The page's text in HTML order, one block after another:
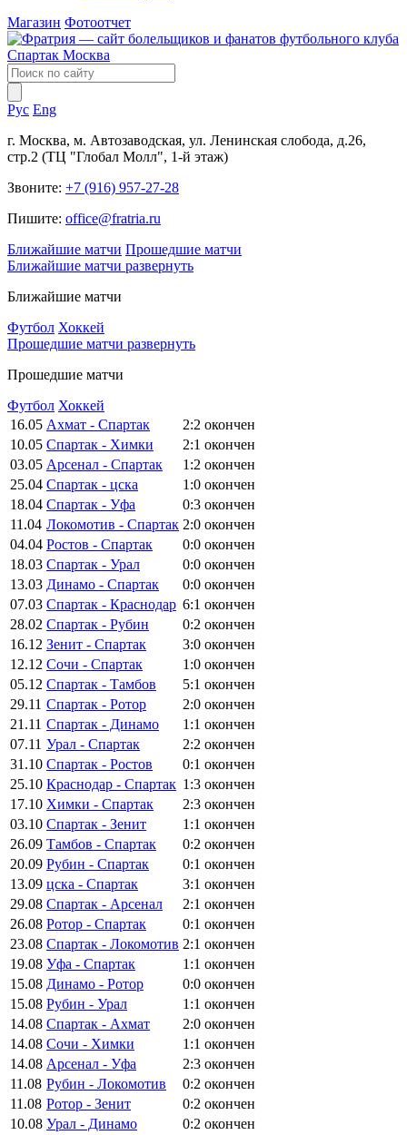
Магазин Фотоотчет
Рус Eng
г. Москва, м. Автозаводская, ул. Ленинская слобода, д.26,
стр.2 (ТЦ "Глобал Молл", 1-й этаж)
Звоните: +7 (916) 957-27-28
Пишите: office@fratria.ru
Ближайшие матчи Прошедшие матчи
Ближайшие матчи развернуть
Ближайшие матчи
Футбол Хоккей
Прошедшие матчи развернуть
Прошедшие матчи
Футбол Хоккей
16.05 Ахмат - Спартак 2:2 окончен
10.05 Спартак - Химки 2:1 окончен
03.05 Арсенал - Спартак 1:2 окончен
25.04 Спартак - цска 1:0 окончен
18.04 Спартак - Уфа 0:3 окончен
11.04 Локомотив - Спартак 2:0 окончен
04.04 Ростов - Спартак 0:0 окончен
18.03 Спартак - Урал 0:0 окончен
13.03 Динамо - Спартак 0:0 окончен
07.03 Спартак - Краснодар 6:1 окончен
28.02 Спартак - Рубин 0:2 окончен
16.12 Зенит - Спартак 3:0 окончен
12.12 Сочи - Спартак 1:0 окончен
05.12 Спартак - Тамбов 5:1 окончен
29.11 Спартак - Ротор 2:0 окончен
21.11 Спартак - Динамо 1:1 окончен
07.11 Урал - Спартак 2:2 окончен
31.10 Спартак - Ростов 0:1 окончен
25.10 Краснодар - Спартак 1:3 окончен
17.10 Химки - Спартак 2:3 окончен
03.10 Спартак - Зенит 1:1 окончен
26.09 Тамбов - Спартак 0:2 окончен
20.09 Рубин - Спартак 0:1 окончен
13.09 цска - Спартак 3:1 окончен
29.08 Спартак - Арсенал 2:1 окончен
26.08 Ротор - Спартак 0:1 окончен
23.08 Спартак - Локомотив 2:1 окончен
19.08 Уфа - Спартак 1:1 окончен
15.08 Динамо - Ротор 0:0 окончен
15.08 Рубин - Урал 1:1 окончен
14.08 Спартак - Ахмат 2:0 окончен
14.08 Сочи - Химки 1:1 окончен
14.08 Арсенал - Уфа 2:3 окончен
11.08 Рубин - Локомотив 0:2 окончен
11.08 Ротор - Зенит 0:2 окончен
10.08 Урал - Динамо 0:2 окончен